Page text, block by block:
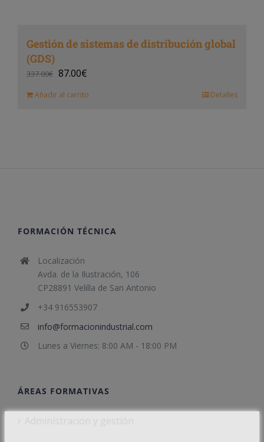
Gestión de sistemas de distribución global
(GDS)
337.00€ 87.00€
Añadir al carrito Detalles
FORMACIÓN TÉCNICA
Localización
Avda. de la Ilustración, 106
CP28891 Velilla de San Antonio
+34 916553907
info@formacionindustrial.com
Lunes a Viernes: 8:00 AM - 18:00 PM
ÁREAS FORMATIVAS